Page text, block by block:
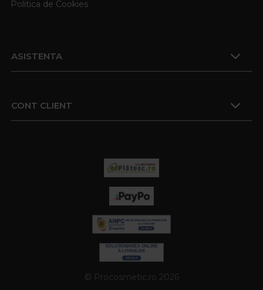
Politica de Cookies
ASISTENTA
CONT CLIENT
© Procosmetic.ro 2026